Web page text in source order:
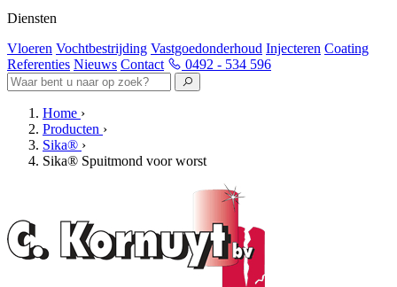
Diensten
Vloeren Vochtbestrijding Vastgoedonderhoud Injecteren Coating
Referenties Nieuws Contact 0492 - 534 596
Home ›
Producten ›
Sika® ›
Sika® Spuitmond voor worst